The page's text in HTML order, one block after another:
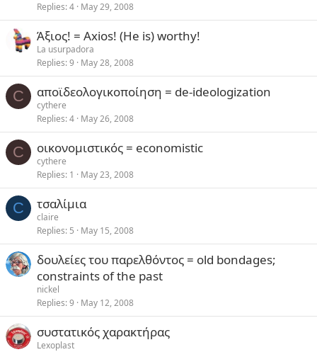
Replies 4 May 29, 2008
Άξιος! = Axios! (He is) worthy!
La usurpadora
Replies 9 May 28, 2008
C αποϊδεολογικοποίηση = de-ideologization
cythere
Replies 4 May 26, 2008
C οικονομιστικός = economistic
cythere
Replies 1 May 23, 2008
C τσαλίμια
claire
Replies 5 May 15, 2008
δουλείες του παρελθόντος = old bondages;
constraints of the past
nickel
Replies 9 May 12, 2008
συστατικός χαρακτήρας
Lexoplast